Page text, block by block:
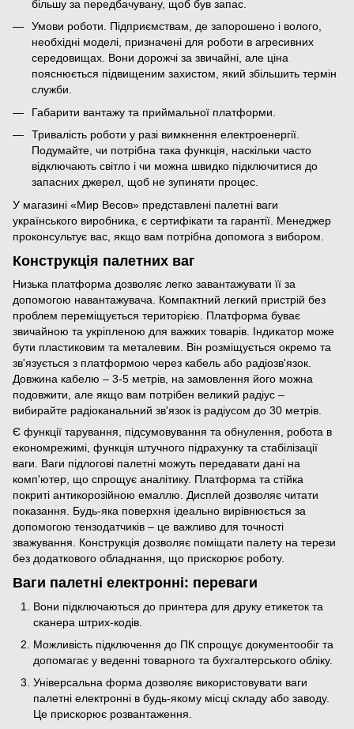
більшу за передбачувану, щоб був запас.
Умови роботи. Підприємствам, де запорошено і волого,
необхідні моделі, призначені для роботи в агресивних
середовищах. Вони дорожчі за звичайні, але ціна
пояснюється підвищеним захистом, який збільшить термін
служби.
Габарити вантажу та приймальної платформи.
Тривалість роботи у разі вимкнення електроенергії.
Подумайте, чи потрібна така функція, наскільки часто
відключають світло і чи можна швидко підключитися до
запасних джерел, щоб не зупиняти процес.
У магазині «Мир Весов» представлені палетні ваги
українського виробника, є сертифікати та гарантії. Менеджер
проконсультує вас, якщо вам потрібна допомога з вибором.
Конструкція палетних ваг
Низька платформа дозволяє легко завантажувати її за
допомогою навантажувача. Компактний легкий пристрій без
проблем переміщується територією. Платформа буває
звичайною та укріпленою для важких товарів. Індикатор може
бути пластиковим та металевим. Він розміщується окремо та
зв'язується з платформою через кабель або радіозв'язок.
Довжина кабелю – 3-5 метрів, на замовлення його можна
подовжити, але якщо вам потрібен великий радіус –
вибирайте радіоканальний зв'язок із радіусом до 30 метрів.
Є функції тарування, підсумовування та обнулення, робота в
економрежимі, функція штучного підрахунку та стабілізації
ваги. Ваги підлогові палетні можуть передавати дані на
комп'ютер, що спрощує аналітику. Платформа та стійка
покриті антикорозійною емаллю. Дисплей дозволяє читати
показання. Будь-яка поверхня ідеально вирівнюється за
допомогою тензодатчиків – це важливо для точності
зважування. Конструкція дозволяє поміщати палету на терези
без додаткового обладнання, що прискорює роботу.
Ваги палетні електронні: переваги
Вони підключаються до принтера для друку етикеток та
сканера штрих-кодів.
Можливість підключення до ПК спрощує документообіг та
допомагає у веденні товарного та бухгалтерського обліку.
Універсальна форма дозволяє використовувати ваги
палетні електронні в будь-якому місці складу або заводу.
Це прискорює розвантаження.